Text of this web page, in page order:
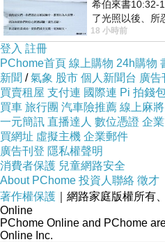
「前半劇情緊湊明快，後半抽
有魅力！」
「注意到的時候，手指和眼睛
叛期待的精彩作品！」
人都有理性，但是也有許多人
想想看，你最想要的是部位是
［句子摘錄］其實，每個人都
不管你們怎麼解釋，這都是
希伯來書10:32-
了光照以後、所
面被毀謗、遭患
18 小時前
登入 註冊
PChome首頁 線上購物 24h購物
新聞 /氣象 股市 個人新聞台 廣告
買賣租屋 支付連 國際連 Pi 拍錢
買車 旅行團 汽車險推薦 線上麻將
一元簡訊 直播達人 數位憑證 企
買網址 虛擬主機 企業郵件
廣告刊登 隱私權聲明
消費者保護 兒童網路安全
About PChome 投資人聯絡 徵才
著作權保護 ｜網路家庭版權所有
Online
PChome Online and PChome
Online Inc.